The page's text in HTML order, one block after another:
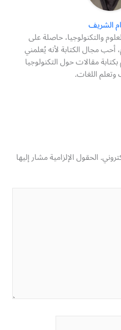
الشريف
والتكنولوجيا، حاصلة على
أحب مجال الكتابة لأنه يُعلمني
مقالات حول التكنولوجيا
وتعلم اللغات.
الحقول الإلزامية مشار إليها